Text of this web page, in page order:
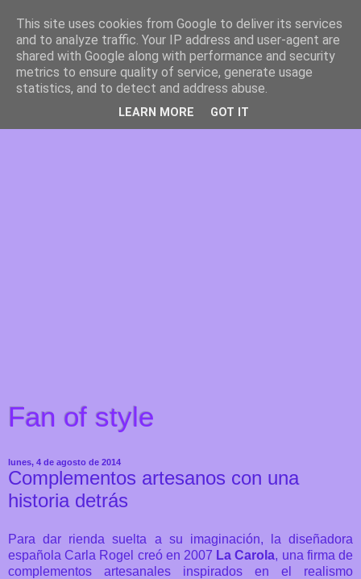
Fan of style
lunes, 4 de agosto de 2014
Complementos artesanos con una
historia detrás
Para dar rienda suelta a su imaginación, la diseñadora
española Carla Rogel creó en 2007 La Carola, una firma de
complementos artesanales inspirados en el realismo
This site uses cookies from Google to deliver its services
and to analyze traffic. Your IP address and user-agent are
shared with Google along with performance and security
metrics to ensure quality of service, generate usage
statistics, and to detect and address abuse.
LEARN MORE GOT IT